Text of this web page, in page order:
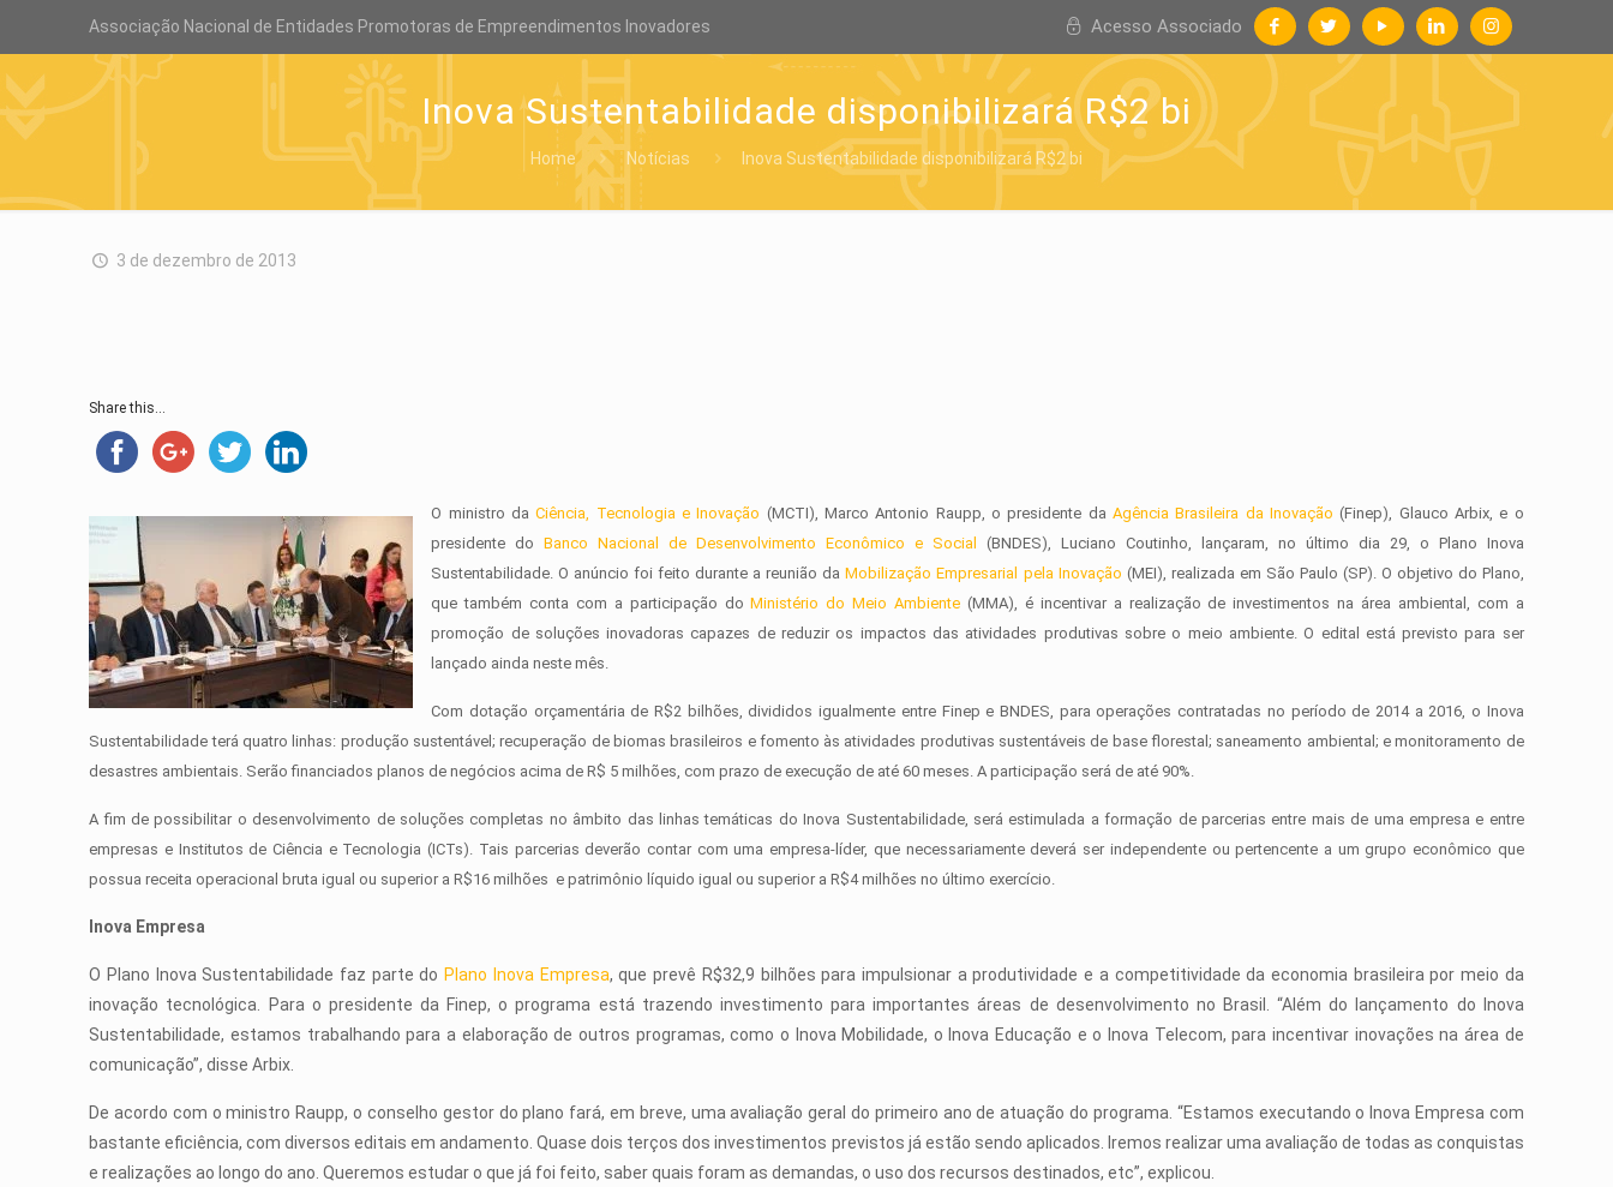
Associação Nacional de Entidades Promotoras de Empreendimentos Inovadores Acesso Associado
Inova Sustentabilidade disponibilizará R$2 bi
Home Notícias Inova Sustentabilidade disponibilizará R$2 bi
3 de dezembro de 2013
Share this...
O ministro daCiência, Tecnologia e Inovação (MCTI), Marco Antonio Raupp, o presidente daAgência Brasileira da Inovação(Finep), Glauco Arbix, e o
presidente doBanco Nacional de Desenvolvimento Econômico e Social
(BNDES), Luciano Coutinho, lançaram, no último dia 29, o Plano Inova
Sustentabilidade. O anúncio foi feito durante a reunião daMobilização Empresarial pela Inovação (MEI), realizada em São Paulo (SP). O objetivo do Plano,
que também conta com a participação doMinistério do Meio Ambiente (MMA), é incentivar a realização de investimentos na área ambiental, com a
promoção de soluções inovadoras capazes de reduzir os impactos das atividades produtivas sobre o meio ambiente. O edital está previsto para ser
lançado ainda neste mês.
Com dotação orçamentária de R$2 bilhões, divididos igualmente entre Finep e BNDES, para operações contratadas no período de 2014 a 2016, o Inova
Sustentabilidade terá quatro linhas: produção sustentável; recuperação de biomas brasileiros e fomento às atividades produtivas sustentáveis de base florestal; saneamento ambiental; e monitoramento de
desastres ambientais. Serão financiados planos de negócios acima de R$ 5 milhões, com prazo de execução de até 60 meses. A participação será de até 90%.
A fim de possibilitar o desenvolvimento de soluções completas no âmbito das linhas temáticas do Inova Sustentabilidade, será estimulada a formação de parcerias entre mais de uma empresa e entre
empresas e Institutos de Ciência e Tecnologia (ICTs). Tais parcerias deverão contar com uma empresa-líder, que necessariamente deverá ser independente ou pertencente a um grupo econômico que
possua receita operacional bruta igual ou superior a R$16 milhões e patrimônio líquido igual ou superior a R$4 milhões no último exercício.
Inova Empresa
O Plano Inova Sustentabilidade faz parte do Plano Inova Empresa, que prevê R$32,9 bilhões para impulsionar a produtividade e a competitividade da economia brasileira por meio da
inovação tecnológica. Para o presidente da Finep, o programa está trazendo investimento para importantes áreas de desenvolvimento no Brasil. “Além do lançamento do Inova
Sustentabilidade, estamos trabalhando para a elaboração de outros programas, como o Inova Mobilidade, o Inova Educação e o Inova Telecom, para incentivar inovações na área de
comunicação”, disse Arbix.
De acordo com o ministro Raupp, o conselho gestor do plano fará, em breve, uma avaliação geral do primeiro ano de atuação do programa. “Estamos executando o Inova Empresa com
bastante eficiência, com diversos editais em andamento. Quase dois terços dos investimentos previstos já estão sendo aplicados. Iremos realizar uma avaliação de todas as conquistas
e realizações ao longo do ano. Queremos estudar o que já foi feito, saber quais foram as demandas, o uso dos recursos destinados, etc”, explicou.